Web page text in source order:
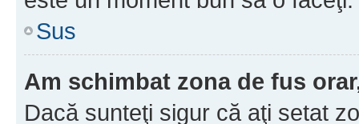
Sus
Am schimbat zona de fus
Dacă sunteţi sigur că aţi setat